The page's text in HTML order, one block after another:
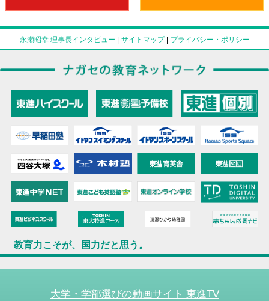
永瀬昭幸 理事長インタビュー | サイトマップ| プライバシー・ポリシー
教育力こそが、国力だと思う。
大学・学部選びの動画サイト 東進TV